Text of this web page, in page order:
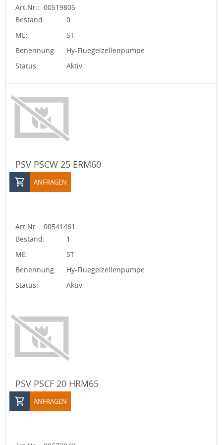
Art.Nr.: 00519805
Bestand:
0
ME:
ST
Benennung:
Hy-Fluegelzellenpumpe
Status:
Aktiv
PSV PSCW 25 ERM60
ANFRAGEN
Art.Nr.: 00541461
Bestand:
1
ME:
ST
Benennung:
Hy-Fluegelzellenpumpe
Status:
Aktiv
PSV PSCF 20 HRM65
ANFRAGEN